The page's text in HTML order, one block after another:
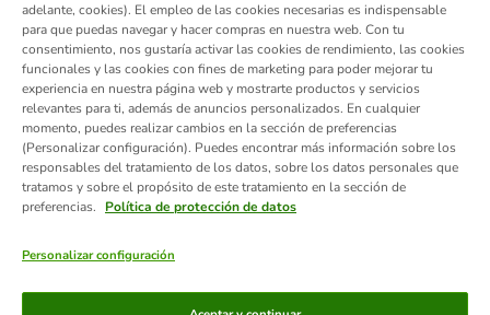
Métodos de pago
adelante, cookies). El empleo de las cookies necesarias es indispensable
para que puedas navegar y hacer compras en nuestra web. Con tu
consentimiento, nos gustaría activar las cookies de rendimiento, las cookies
funcionales y las cookies con fines de marketing para poder mejorar tu
experiencia en nuestra página web y mostrarte productos y servicios
relevantes para ti, además de anuncios personalizados. En cualquier
momento, puedes realizar cambios en la sección de preferencias
(Personalizar configuración). Puedes encontrar más información sobre los
responsables del tratamiento de los datos, sobre los datos personales que
tratamos y sobre el propósito de este tratamiento en la sección de
preferencias.
Política de protección de datos
Personalizar configuración